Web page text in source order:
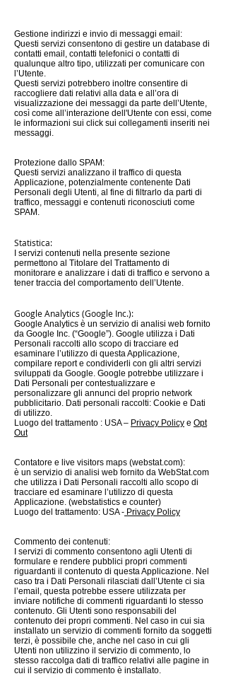
Gestione indirizzi e invio di messaggi email:
Questi servizi consentono di gestire un database di
contatti email, contatti telefonici o contatti di
qualunque altro tipo, utilizzati per comunicare con
l’Utente.
Questi servizi potrebbero inoltre consentire di
raccogliere dati relativi alla data e all’ora di
visualizzazione dei messaggi da parte dell’Utente,
così come all’interazione dell'Utente con essi, come
le informazioni sui click sui collegamenti inseriti nei
messaggi.
Protezione dallo SPAM:
Questi servizi analizzano il traffico di questa
Applicazione, potenzialmente contenente Dati
Personali degli Utenti, al fine di filtrarlo da parti di
traffico, messaggi e contenuti riconosciuti come
SPAM.
Statistica:
I servizi contenuti nella presente sezione
permettono al Titolare del Trattamento di
monitorare e analizzare i dati di traffico e servono a
tener traccia del comportamento dell’Utente.
Google Analytics (Google Inc.):
Google Analytics è un servizio di analisi web fornito
da Google Inc. (“Google”). Google utilizza i Dati
Personali raccolti allo scopo di tracciare ed
esaminare l’utilizzo di questa Applicazione,
compilare report e condividerli con gli altri servizi
sviluppati da Google. Google potrebbe utilizzare i
Dati Personali per contestualizzare e
personalizzare gli annunci del proprio network
pubblicitario. Dati personali raccolti: Cookie e Dati
di utilizzo.
Luogo del trattamento : USA – Privacy Policy e Opt
Out
Contatore e live visitors maps (webstat.com):
è un servizio di analisi web fornito da WebStat.com
che utilizza i Dati Personali raccolti allo scopo di
tracciare ed esaminare l’utilizzo di questa
Applicazione. (webstatistics e counter)
Luogo del trattamento: USA - Privacy Policy
Commento dei contenuti:
I servizi di commento consentono agli Utenti di
formulare e rendere pubblici propri commenti
riguardanti il contenuto di questa Applicazione. Nel
caso tra i Dati Personali rilasciati dall’Utente ci sia
l’email, questa potrebbe essere utilizzata per
inviare notifiche di commenti riguardanti lo stesso
contenuto. Gli Utenti sono responsabili del
contenuto dei propri commenti. Nel caso in cui sia
installato un servizio di commenti fornito da soggetti
terzi, è possibile che, anche nel caso in cui gli
Utenti non utilizzino il servizio di commento, lo
stesso raccolga dati di traffico relativi alle pagine in
cui il servizio di commento è installato.